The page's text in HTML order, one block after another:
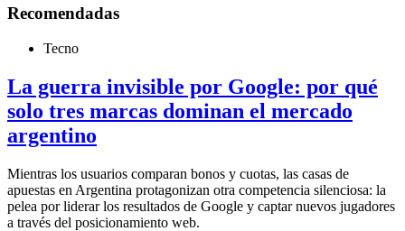
Recomendadas
Tecno
La guerra invisible por Google: por qué
solo tres marcas dominan el mercado
argentino
Mientras los usuarios comparan bonos y cuotas, las casas de
apuestas en Argentina protagonizan otra competencia silenciosa: la
pelea por liderar los resultados de Google y captar nuevos jugadores
a través del posicionamiento web.